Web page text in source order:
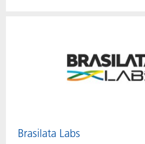
Brasilata Labs